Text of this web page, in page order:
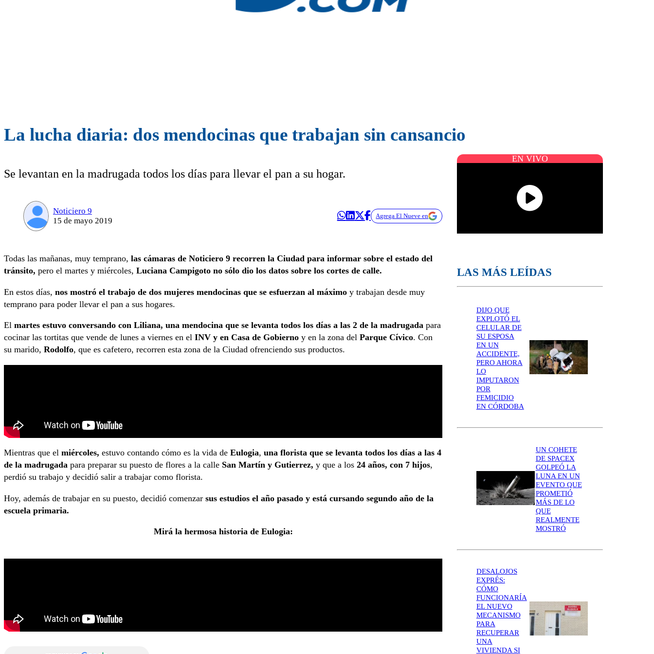
La lucha diaria: dos mendocinas que trabajan sin cansancio
Se levantan en la madrugada todos los días para llevar el pan a su hogar.
Noticiero 9
15 de mayo 2019
Agrega El Nueve en
Todas las mañanas, muy temprano, las cámaras de Noticiero 9 recorren la Ciudad para informar sobre el estado del
tránsito, pero el martes y miércoles, Luciana Campigoto no sólo dio los datos sobre los cortes de calle.
En estos días, nos mostró el trabajo de dos mujeres mendocinas que se esfuerzan al máximo y trabajan desde muy
temprano para poder llevar el pan a sus hogares.
El martes estuvo conversando con Liliana, una mendocina que se levanta todos los días a las 2 de la madrugada para
cocinar las tortitas que vende de lunes a viernes en el INV y en Casa de Gobierno y en la zona del Parque Cívico. Con
su marido, Rodolfo, que es cafetero, recorren esta zona de la Ciudad ofrenciendo sus productos.
Mientras que el miércoles, estuvo contando cómo es la vida de Eulogia, una florista que se levanta todos los días a las 4
de la madrugada para preparar su puesto de flores a la calle San Martín y Gutierrez, y que a los 24 años, con 7 hijos,
perdió su trabajo y decidió salir a trabajar como florista.
Hoy, además de trabajar en su puesto, decidió comenzar sus estudios el año pasado y está cursando segundo año de la
escuela primaria.
Mirá la hermosa historia de Eulogia:
EN VIVO
LAS MÁS LEÍDAS
DIJO QUE
EXPLOTÓ EL
CELULAR DE
SU ESPOSA
EN UN
ACCIDENTE,
PERO AHORA
LO
IMPUTARON
POR
FEMICIDIO
EN CÓRDOBA
UN COHETE
DE SPACEX
GOLPEÓ LA
LUNA EN UN
EVENTO QUE
PROMETIÓ
MÁS DE LO
QUE
REALMENTE
MOSTRÓ
DESALOJOS
EXPRÉS:
CÓMO
FUNCIONARÍA
EL NUEVO
MECANISMO
PARA
RECUPERAR
UNA
VIVIENDA SI